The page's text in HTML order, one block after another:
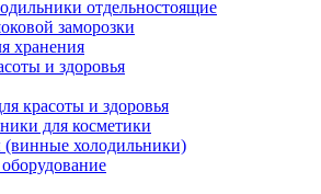
отдельностоящие
заморозки
хранения
и здоровья
красоты и здоровья
для косметики
холодильники)